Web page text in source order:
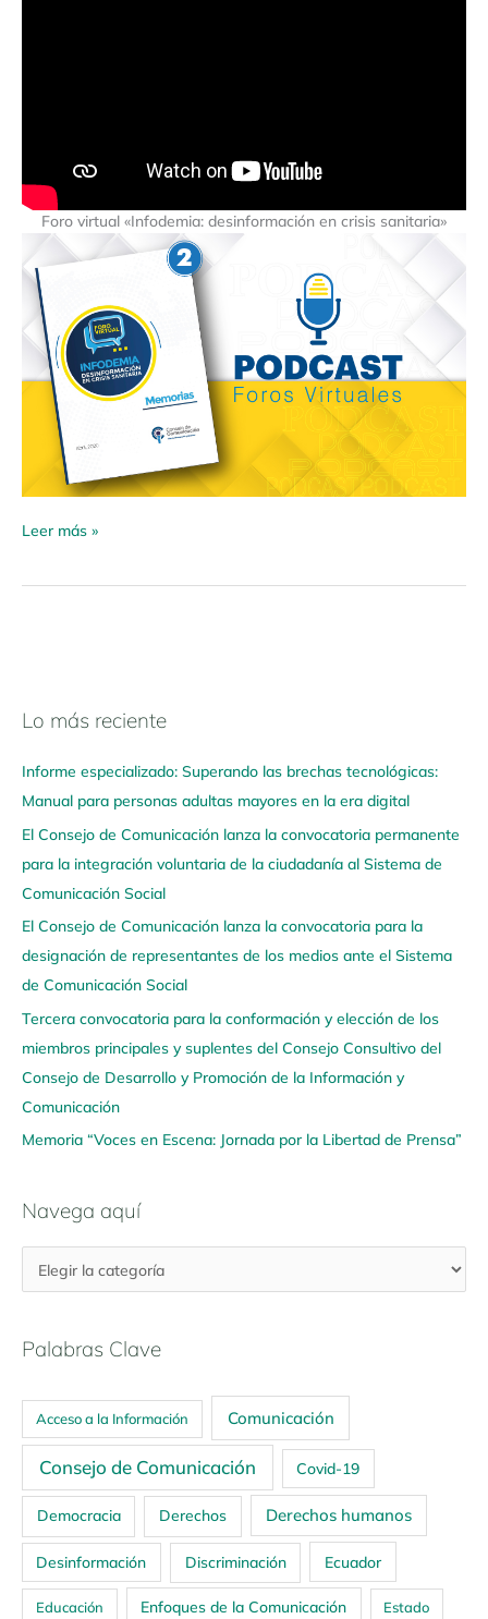
Foro virtual «Infodemia: desinformación en crisis sanitaria»
Leer más »
Lo más reciente
Informe especializado: Superando las brechas tecnológicas:
Manual para personas adultas mayores en la era digital
El Consejo de Comunicación lanza la convocatoria permanente
para la integración voluntaria de la ciudadanía al Sistema de
Comunicación Social
El Consejo de Comunicación lanza la convocatoria para la
designación de representantes de los medios ante el Sistema
de Comunicación Social
Tercera convocatoria para la conformación y elección de los
miembros principales y suplentes del Consejo Consultivo del
Consejo de Desarrollo y Promoción de la Información y
Comunicación
Memoria “Voces en Escena: Jornada por la Libertad de Prensa”
Navega aquí
N
v
e
g
a
a
q
u
í
Palabras Clave
Acceso a la Información Comunicación
Consejo de Comunicación Covid-19
Democracia Derechos Derechos humanos
Desinformación Discriminación Ecuador
Educación Enfoques de la Comunicación Estado